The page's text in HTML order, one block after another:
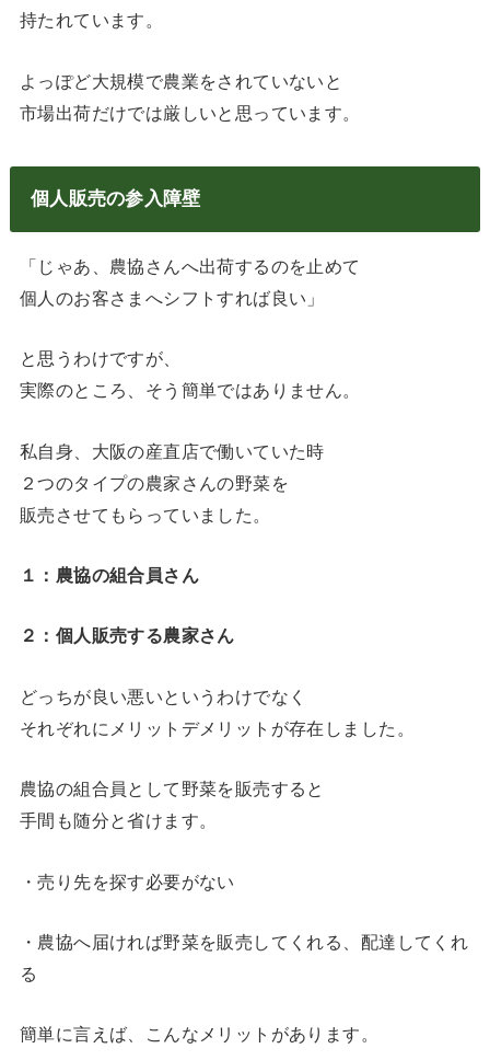
持たれています。
よっぽど大規模で農業をされていないと
市場出荷だけでは厳しいと思っています。
個人販売の参入障壁
「じゃあ、農協さんへ出荷するのを止めて
個人のお客さまへシフトすれば良い」
と思うわけですが、
実際のところ、そう簡単ではありません。
私自身、大阪の産直店で働いていた時
２つのタイプの農家さんの野菜を
販売させてもらっていました。
１：農協の組合員さん
２：個人販売する農家さん
どっちが良い悪いというわけでなく
それぞれにメリットデメリットが存在しました。
農協の組合員として野菜を販売すると
手間も随分と省けます。
・売り先を探す必要がない
・農協へ届ければ野菜を販売してくれる、配達してくれ
る
簡単に言えば、こんなメリットがあります。